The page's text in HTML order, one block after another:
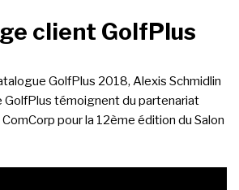
client GolfPlus
GolfPlus 2018, Alexis Schmidlin
GolfPlus témoignent du partenariat
pour la 12ème édition du Salon